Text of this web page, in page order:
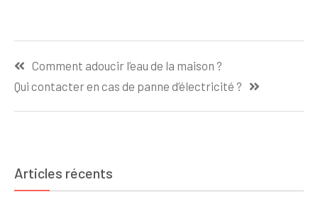
Comment adoucir l’eau de la maison ?
Qui contacter en cas de panne d’électricité ?
Articles récents